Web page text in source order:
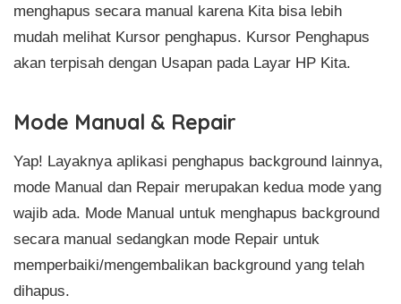
menghapus secara manual karena Kita bisa lebih
mudah melihat Kursor penghapus. Kursor Penghapus
akan terpisah dengan Usapan pada Layar HP Kita.
Mode Manual & Repair
Yap! Layaknya aplikasi penghapus background lainnya,
mode Manual dan Repair merupakan kedua mode yang
wajib ada. Mode Manual untuk menghapus background
secara manual sedangkan mode Repair untuk
memperbaiki/mengembalikan background yang telah
dihapus.